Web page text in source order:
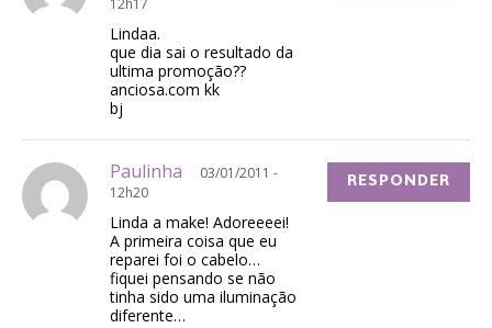
12h17
Lindaa.
que dia sai o resultado da
ultima promoção??
anciosa.com kk
bj
Paulinha
03/01/2011 -
12h20
Linda a make! Adoreeeei!
A primeira coisa que eu
reparei foi o cabelo…
fiquei pensando se não
tinha sido uma iluminação
diferente…
RESPONDER